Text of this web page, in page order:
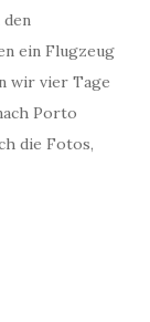
ein Flugzeug
wir vier Tage
Porto
die Fotos,